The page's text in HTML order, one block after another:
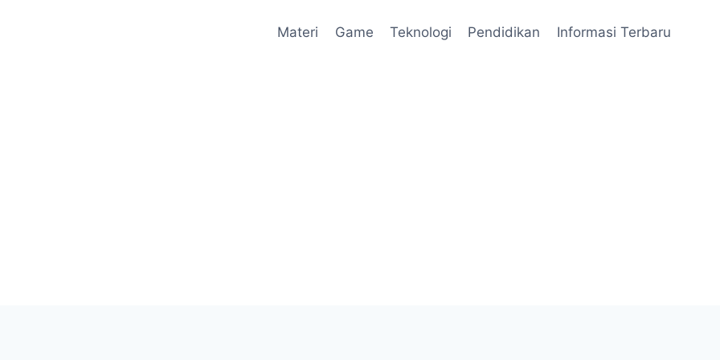
Materi Game Teknologi Pendidikan Informasi Terbaru